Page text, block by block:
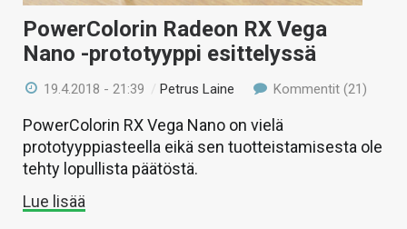
PowerColorin Radeon RX Vega
Nano -prototyyppi esittelyssä
19.4.2018 - 21:39 /Petrus Laine Kommentit (21)
PowerColorin RX Vega Nano on vielä
prototyyppiasteella eikä sen tuotteistamisesta ole
tehty lopullista päätöstä.
Lue lisää